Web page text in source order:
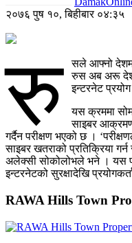
२०७६ पुष १०, बिहीबार ०४:३५
रु
सले आफ्नो
रुस अब अरू
इन्टरनेट
यस क्रममा
साइबर
गर्दैन परीक्षण भएको छ ।
साइबर खतराको प्रतिक्रिया
अलेक्सी सोकोलोभले भने । यस
इन्टरनेटको सुरक्षादेखि
RAWA Hills Town